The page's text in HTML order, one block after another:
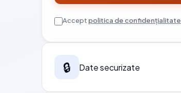
Accept politica de confidențialitate
🔒 Date securizate